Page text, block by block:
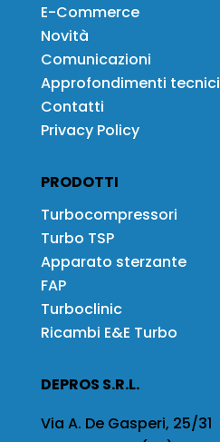
E-Commerce
Novità
Comunicazioni
Approfondimenti tecnici
Contatti
Privacy Policy
PRODOTTI
Turbocompressori
Turbo TSP
Apparato sterzante
FAP
Turboclinic
Ricambi E&E Turbo
DEPROS S.R.L.
Via A. De Gasperi, 25/31